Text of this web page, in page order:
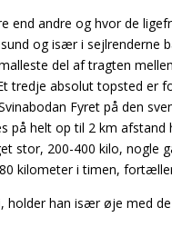
end andre og hvor de
og især i sejlrenderne
del af tragten
tredje absolut topsted er
Fyret på den
på helt op til 2 km
stor, 200-400 kilo, nogle
kilometer i timen,
holder han især øje med